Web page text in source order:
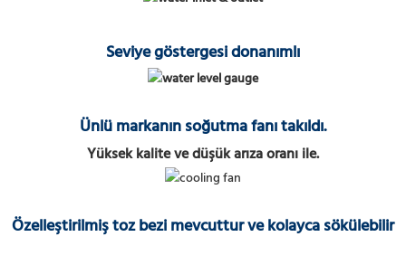
Seviye göstergesi donanımlı
Ünlü markanın soğutma fanı takıldı.
Yüksek kalite ve düşük arıza oranı ile.
Özelleştirilmiş toz bezi mevcuttur ve kolayca sökülebilir